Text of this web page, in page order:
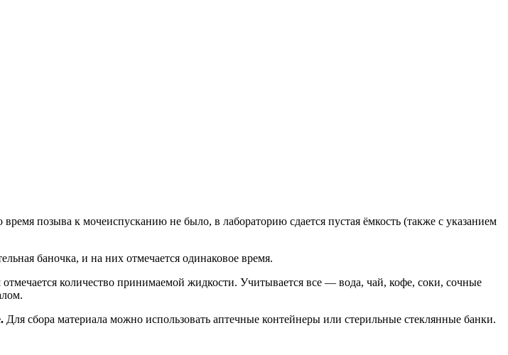
позыва к мочеиспусканию не было, в лабораторию сдается пустая ёмкость (также с указанием
баночка, и на них отмечается одинаковое время.
количество принимаемой жидкости. Учитывается все — вода, чай, кофе, соки, сочные
Для сбора материала можно использовать аптечные контейнеры или стерильные стеклянные банки.